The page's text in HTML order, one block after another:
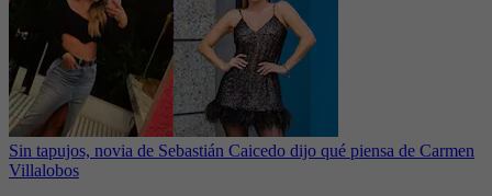
Sin tapujos, novia de Sebastián Caicedo dijo qué piensa de Carmen
Villalobos